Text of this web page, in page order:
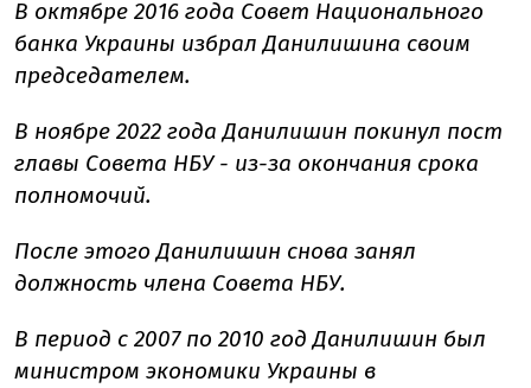
В октябре 2016 года Совет Национального
банка Украины избрал Данилишина своим
председателем.
В ноябре 2022 года Данилишин покинул пост
главы Совета НБУ - из-за окончания срока
полномочий.
После этого Данилишин снова занял
должность члена Совета НБУ.
В период с 2007 по 2010 год Данилишин был
министром экономики Украины в